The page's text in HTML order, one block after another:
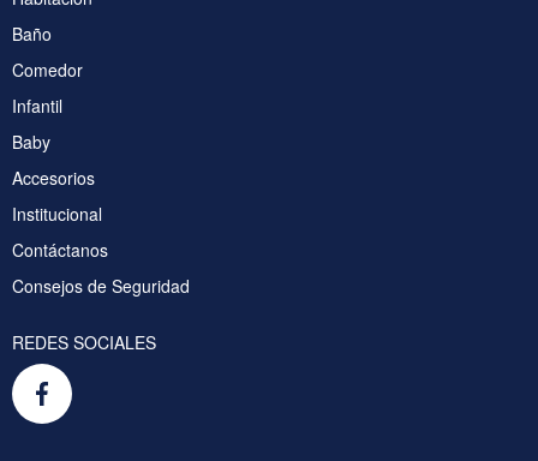
Baño
Comedor
Infantil
Baby
Accesorios
Institucional
Contáctanos
Consejos de Seguridad
REDES SOCIALES